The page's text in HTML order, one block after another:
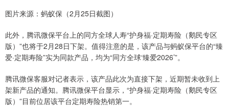
图片来源：蚂蚁保（2月25日截图）
此外，腾讯微保平台上的同方全球人寿“护身福·定期寿险（鹅民专区
版）”也将于2月28日下架。值得注意的是，该产品与蚂蚁保平台的“臻
爱·定期寿险”实为同款产品，均为“同方全球‘臻爱2026’”。
腾讯微保客服对记者表示，该产品此次为直接下架，近期暂未收到上
架新产品的通知。腾讯微保平台显示，“护身福·定期寿险（鹅民专区
版）”目前位居该平台定期寿险热销第一。